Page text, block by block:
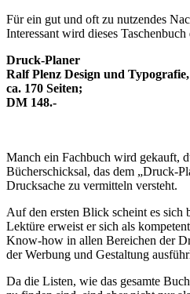
Für ein gut und oft zu nutzendes
Interessant wird dieses
Druck-Planer
Ralf Plenz Design und
ca. 170 Seiten;
DM 148.-
Manch ein Fachbuch wird gekauft,
Bücherschicksal, das dem „Druck-
Drucksache zu vermitteln versteht.
Auf den ersten Blick scheint es
Lektüre erweist er sich als
Know-how in allen Bereichen der
der Werbung und Gestaltung
Da die Listen, wie das gesamte